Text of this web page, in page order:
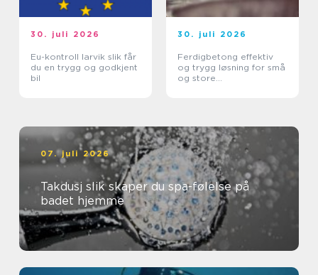
30. juli 2026
Eu-kontroll larvik slik får
du en trygg og godkjent
bil
30. juli 2026
Ferdigbetong effektiv
og trygg løsning for små
og store
07. juli 2026
Takdusj slik skaper du spa-følelse på
badet hjemme